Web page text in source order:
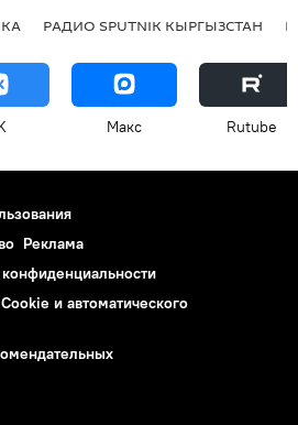
РАДИО SPUTNIK КЫРГЫЗСТАН
Макс Rutube
Реклама
и автоматического